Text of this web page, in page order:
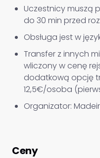
Uczestnicy muszą
do 30 min przed
Obsługa jest w
Transfer z innych
wliczony w cenę
dodatkową opcję
12,5€/osoba
Organizator:
Ceny